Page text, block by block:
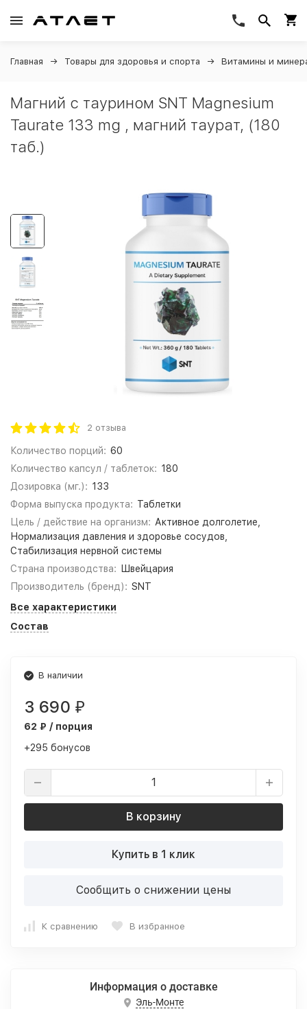
Главная Товары для здоровья и спорта Витамины и
Магний c таурином SNT Magnesium
Taurate 133 mg , магний таурат, (180
таб.)
2 отзыва
Количество порций: 60
Количество капсул / таблеток: 180
Дозировка (мг.): 133
Форма выпуска продукта: Таблетки
Цель / действие на организм: Активное долголетие,
Нормализация давления и здоровье сосудов,
Стабилизация нервной системы
Страна производства:
Швейцария
Производитель (бренд): SNT
Все характеристики
Состав
В наличии
3 690 ₽
62 ₽ / порция
+295 бонусов
В корзину
Купить в 1 клик
Сообщить о снижении цены
К сравнению В избранное
Информация о доставке
Эль-Монте